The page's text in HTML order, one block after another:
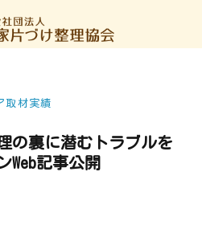
取材実績
の裏に潜むトラブルを
Web記事公開